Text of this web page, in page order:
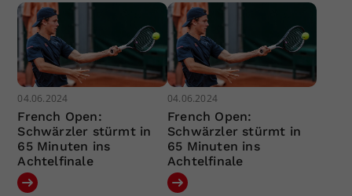
04.06.2024
French Open:
Schwärzler stürmt in
65 Minuten ins
Achtelfinale
04.06.2024
French Open:
Schwärzler stürmt in
65 Minuten ins
Achtelfinale